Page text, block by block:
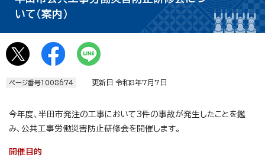
いて（案内）
ページ番号1008674 更新日 令和8年7月7日
今年度、半田市発注の工事において3件の事故が発生したことを鑑
み、公共工事労働災害防止研修会を開催します。
開催目的